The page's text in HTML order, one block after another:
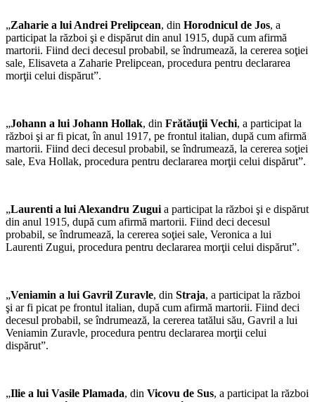
„Zaharie a lui Andrei Prelipcean, din Horodnicul de Jos, a
participat la război şi e dispărut din anul 1915, după cum afirmă
martorii. Fiind deci decesul probabil, se îndrumează, la cererea soţiei
sale, Elisaveta a Zaharie Prelipcean, procedura pentru declararea
morţii celui dispărut”.
„Johann a lui Johann Hollak, din Frătăuţii Vechi, a participat la
război şi ar fi picat, în anul 1917, pe frontul italian, după cum afirmă
martorii. Fiind deci decesul probabil, se îndrumează, la cererea soţiei
sale, Eva Hollak, procedura pentru declararea morţii celui dispărut”.
„Laurenti a lui Alexandru Zugui a participat la război şi e dispărut
din anul 1915, după cum afirmă martorii. Fiind deci decesul
probabil, se îndrumează, la cererea soţiei sale, Veronica a lui
Laurenti Zugui, procedura pentru declararea morţii celui dispărut”.
„Veniamin a lui Gavril Zuravle, din Straja, a participat la război
şi ar fi picat pe frontul italian, după cum afirmă martorii. Fiind deci
decesul probabil, se îndrumează, la cererea tatălui său, Gavril a lui
Veniamin Zuravle, procedura pentru declararea morţii celui
dispărut”.
„Ilie a lui Vasile Plamada, din Vicovu de Sus, a participat la război